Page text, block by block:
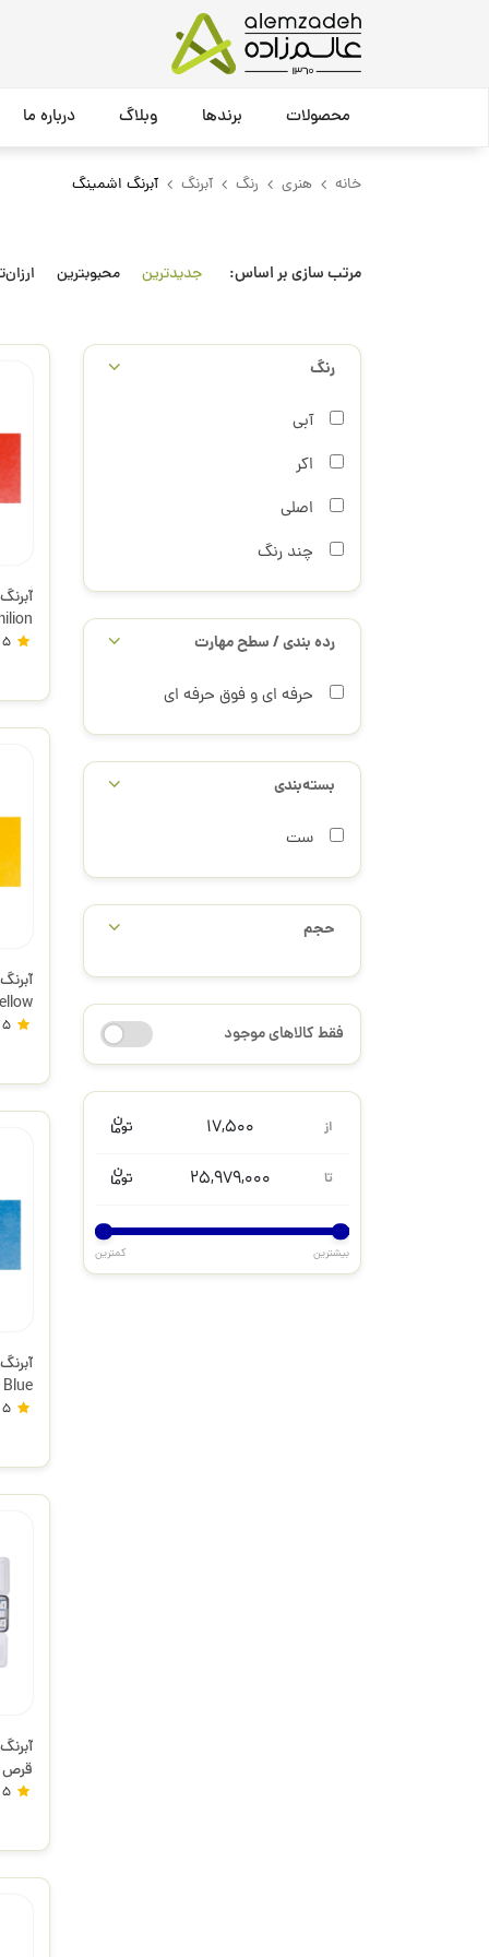
محصولات برندها وبلاگ درباره ما
خانه هنری رنگ آبرنگ آبرنگ اشمینگ
مرتب سازی بر اساس: جدیدترین محبوبترین
رنگ
آبی
اکر
اصلی
چند رنگ
رده بندی / سطح مهارت
حرفه ای و فوق حرفه ای
بسته‌بندی
ست
حجم
فقط کالاهای موجود
از 17,500
تا 25,979,000
بیشترین کمترین
قرص بزرگ